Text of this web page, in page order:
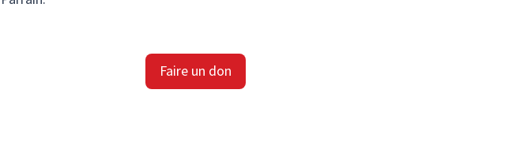
Faire un don